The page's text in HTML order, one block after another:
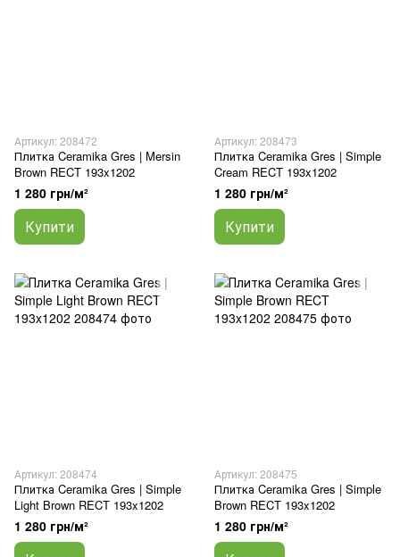
Артикул: 208472
Плитка Ceramika Gres | Mersin
Brown RECT 193x1202
1 280 грн/м²
Купити
Артикул: 208473
Плитка Ceramika Gres | Simple
Cream RECT 193x1202
1 280 грн/м²
Купити
Артикул: 208474
Плитка Ceramika Gres | Simple
Light Brown RECT 193x1202
1 280 грн/м²
Артикул: 208475
Плитка Ceramika Gres | Simple
Brown RECT 193x1202
1 280 грн/м²